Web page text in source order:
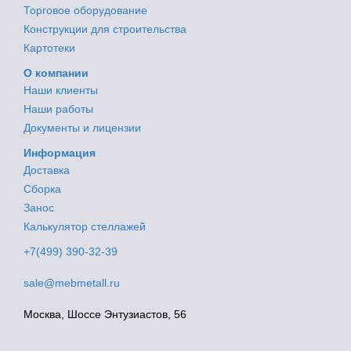
Торговое оборудование
Конструкции для строительства
Картотеки
О компании
Наши клиенты
Наши работы
Документы и лицензии
Информация
Доставка
Сборка
Занос
Калькулятор стеллажей
+7(499) 390-32-39
sale@mebmetall.ru
Москва, Шоссе Энтузиастов, 56